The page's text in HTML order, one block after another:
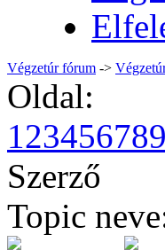
Végzetúr fórum ->
Oldal:
123456789
Szerző
Topic